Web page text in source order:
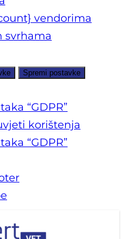
vendorima
svrhama
Spremi postavke
“GDPR”
korištenja
“GDPR”